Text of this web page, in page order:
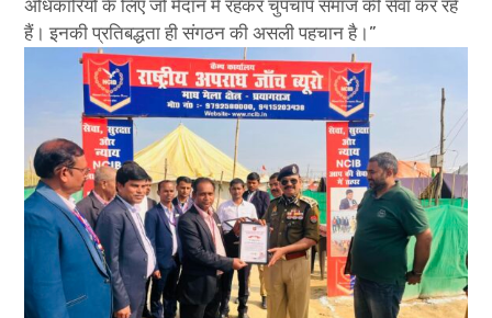
अधिकारियों के लिए जो मैदान में रहकर चुपचाप समाज की सेवा कर रहे
हैं। इनकी प्रतिबद्धता ही संगठन की असली पहचान है।”